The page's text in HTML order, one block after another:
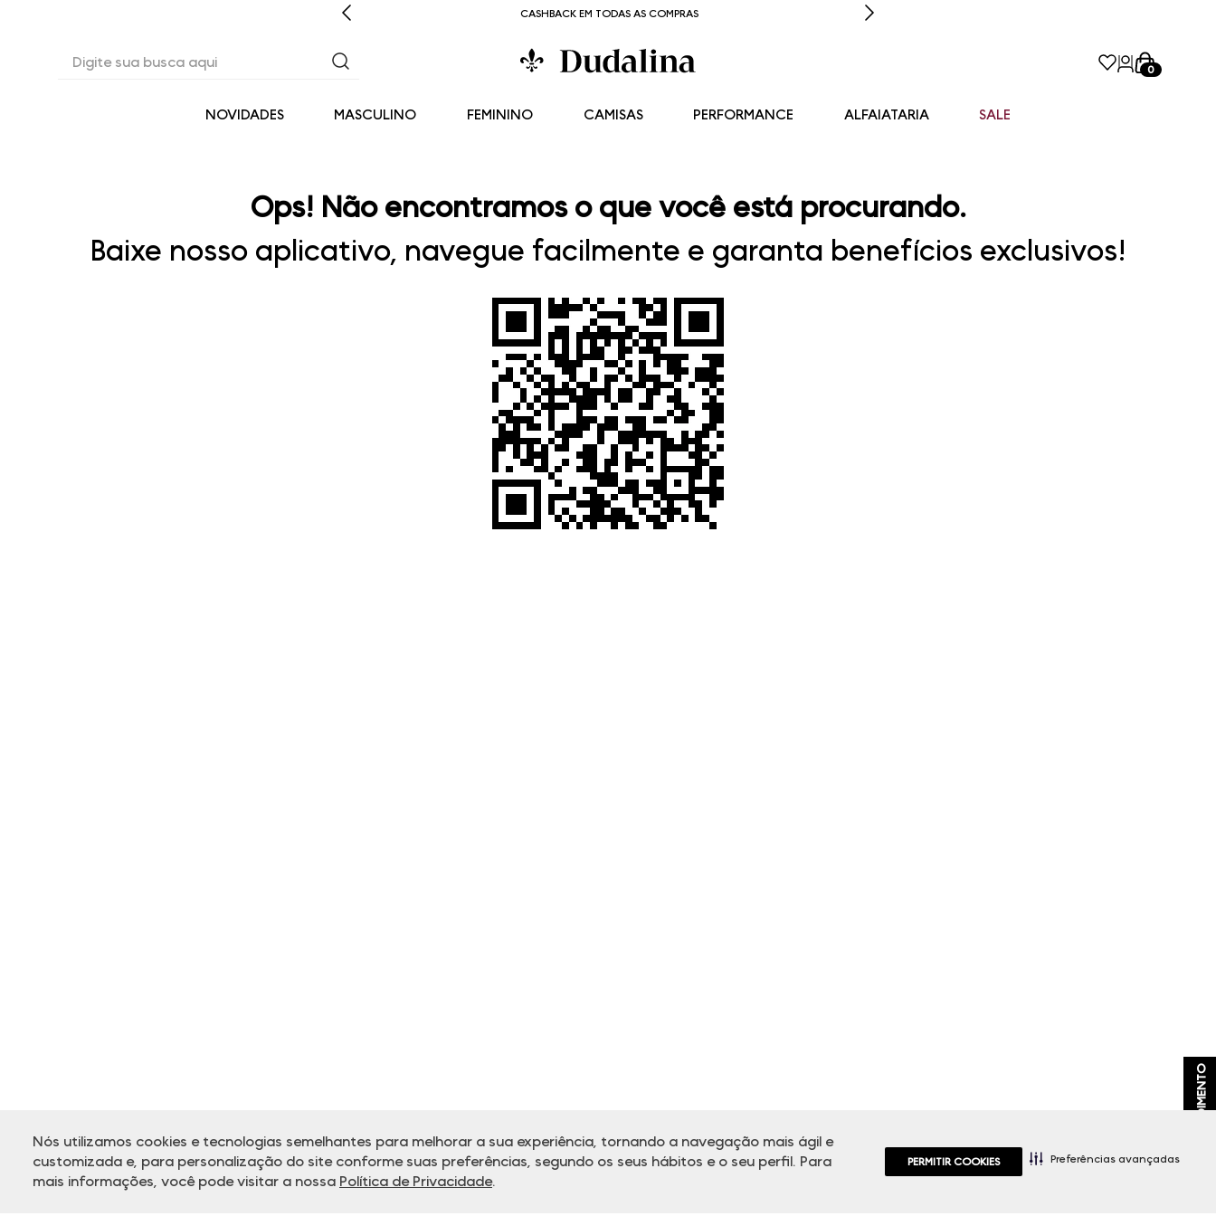
Nós utilizamos cookies e tecnologias semelhantes para melhorar a sua experiência, tornando a navegação mais ágil e
customizada e, para personalização do site conforme suas preferências, segundo os seus hábitos e o seu perfil. Para
mais informações, você pode visitar a nossa Política de Privacidade.
PERMITIR COOKIES Preferências avançadas
CASHBACK EM TODAS AS COMPRAS
0
NOVIDADES MASCULINO FEMININO CAMISAS PERFORMANCE ALFAIATARIA SALE
ATENDIMENTO
Ops! Não encontramos o que você está procurando.
Baixe nosso aplicativo, navegue facilmente e garanta benefícios exclusivos!